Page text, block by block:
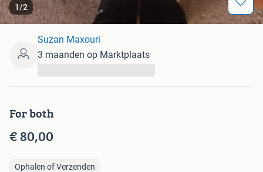
1/2
For both
€ 80,00
Ophalen of Verzenden
Suzan Maxouri
3 maanden op Marktplaats